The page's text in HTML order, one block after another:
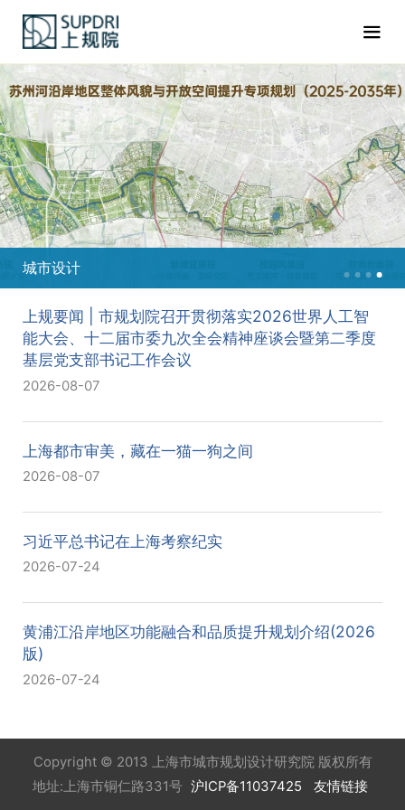
城市设计
上规要闻 | 市规划院召开贯彻落实2026世界人工智
能大会、十二届市委九次全会精神座谈会暨第二季度
基层党支部书记工作会议
2026-08-07
上海都市审美，藏在一猫一狗之间
2026-08-07
习近平总书记在上海考察纪实
2026-07-24
黄浦江沿岸地区功能融合和品质提升规划介绍(2026
版)
2026-07-24
Copyright © 2013 上海市城市规划设计研究院 版权所有
地址:上海市铜仁路331号 沪ICP备11037425 友情链接